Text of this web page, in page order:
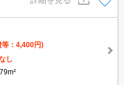
等：4,400円)
し